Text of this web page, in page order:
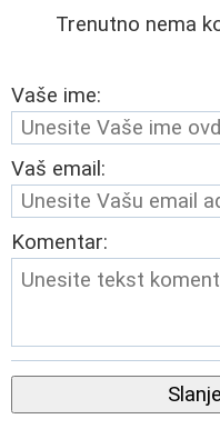
Trenutno nema
Vaše ime:
Vaš email:
Komentar: